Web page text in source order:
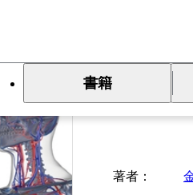
書籍CT
著者